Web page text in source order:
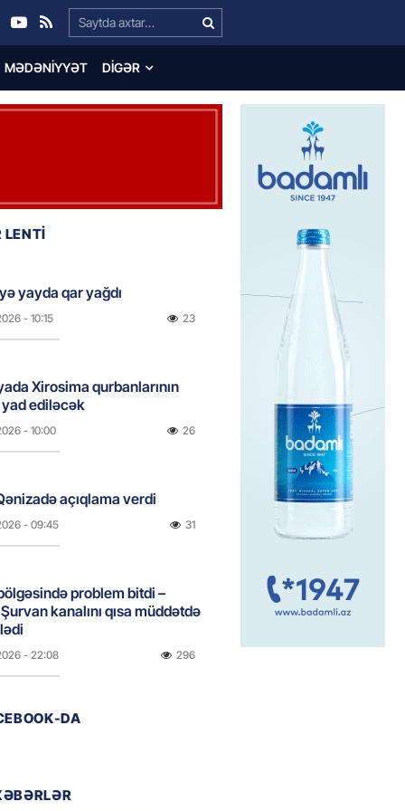
Search…
MƏDƏNIYYƏT DIGƏR
yayda qar yağdı
- 10:15 23
Xirosima qurbanlarının
ediləcək
- 10:00 26
açıqlama verdi
- 09:45 31
problem bitdi –
kanalını qısa müddətdə
- 22:08 296
Danimarkada “Orhus”
DA